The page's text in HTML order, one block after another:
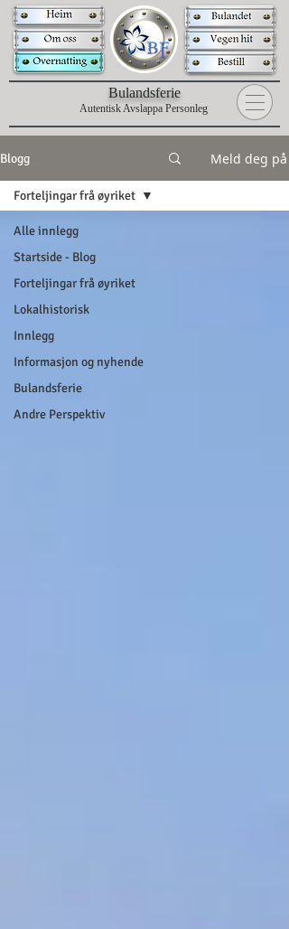
Bulandsferie
Autentisk Avslappa Personleg
Blogg Meld deg på
Alle innlegg
Startside - Blog
Forteljingar frå øyriket
Lokalhistorisk
Innlegg
Informasjon og nyhende
Bulandsferie
Andre Perspektiv
Forteljingar frå øyriket